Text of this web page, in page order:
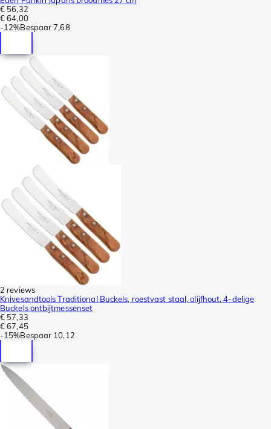
€ 56,32
€ 64,00
-12%Bespaar 7,68
2 reviews
Knivesandtools Traditional Buckels, roestvast staal, olijfhout, 4-delige
Buckels ontbijtmessenset
€ 57,33
€ 67,45
-15%Bespaar 10,12